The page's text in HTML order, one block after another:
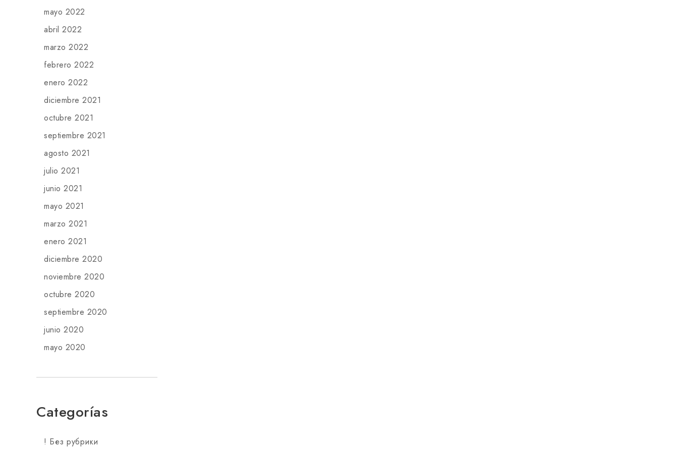
mayo 2022
abril 2022
marzo 2022
febrero 2022
enero 2022
diciembre 2021
octubre 2021
septiembre 2021
agosto 2021
julio 2021
junio 2021
mayo 2021
marzo 2021
enero 2021
diciembre 2020
noviembre 2020
octubre 2020
septiembre 2020
junio 2020
mayo 2020
Categorías
! Без рубрики